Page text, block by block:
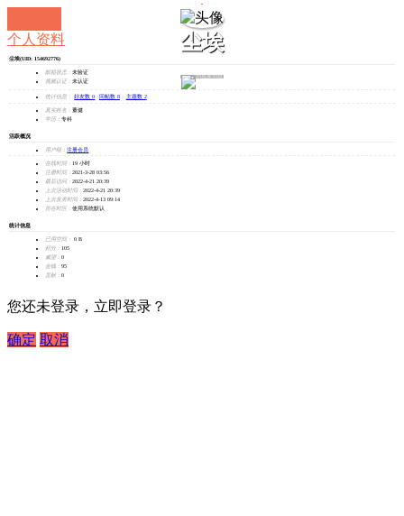
尘埃
发消息
个人资料
尘埃(UID: 154692776)
邮箱状态： 未验证
视频认证： 未认证
统计信息： 好友数 0 回帖数 8 主题数 2
真实姓名： 董健
学历： 专科
活跃概况
用户组： 注册会员
在线时间： 19 小时
注册时间： 2021-3-28 03:56
最后访问： 2022-4-21 20:39
上次活动时间： 2022-4-21 20:39
上次发表时间： 2022-4-13 09:14
所在时区： 使用系统默认
统计信息
已用空间：
0 B
积分： 105
威望： 0
金钱： 95
贡献： 0
您还未登录，立即登录？
确定 取消